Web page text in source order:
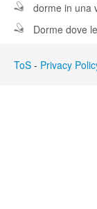
dorme in una
Dorme dove
ToS - Privacy